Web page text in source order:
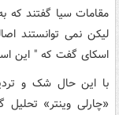
مقامات سیا گفتند که
لیکن نمی توانستند
اسکای گفت که " این
با این حال شک و
«چارلی وینتر»